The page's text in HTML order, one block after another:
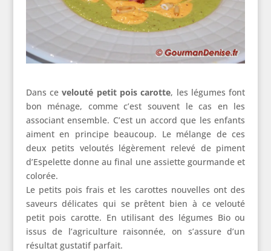
Dans cevelouté petit pois carotte, les légumes font
bon ménage, comme c’est souvent le cas en les
associant ensemble. C’est un accord que les enfants
aiment en principe beaucoup. Le mélange de ces
deux petits veloutés légèrement relevé de piment
d’Espelette donne au final une assiette gourmande et
colorée.
Le petits pois frais et les carottes nouvelles ont des
saveurs délicates qui se prêtent bien à ce velouté
petit pois carotte. En utilisant des légumes Bio ou
issus de l’agriculture raisonnée, on s’assure d’un
résultat gustatif parfait.